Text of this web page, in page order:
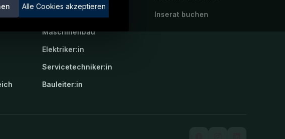
Alle Cookies akzeptieren
Maschinenbau
Elektriker:in
Servicetechniker:in
Bauleiter:in
Inserat buchen